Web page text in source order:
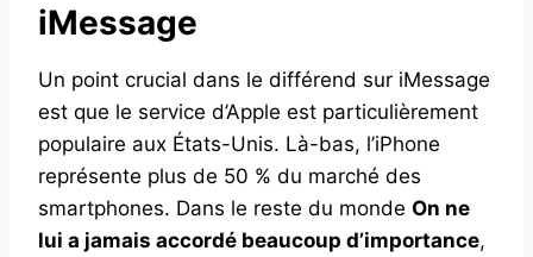
iMessage
Un point crucial dans le différend sur iMessage
est que le service d’Apple est particulièrement
populaire aux États-Unis. Là-bas, l’iPhone
représente plus de 50 % du marché des
smartphones. Dans le reste du monde On ne
lui a jamais accordé beaucoup d’importance,